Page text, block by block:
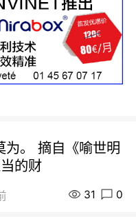
为。 摘自《喻世明
的财
31 0